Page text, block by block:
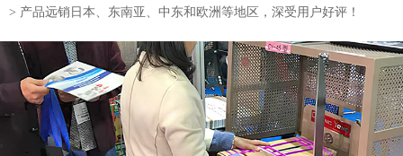
产品应用范围广泛
PRODUCT APPLICATION
> 广泛适用于书刊、小彩盒、米粉、毛巾、纸管、杂志、手套、小件
衣服等产品。